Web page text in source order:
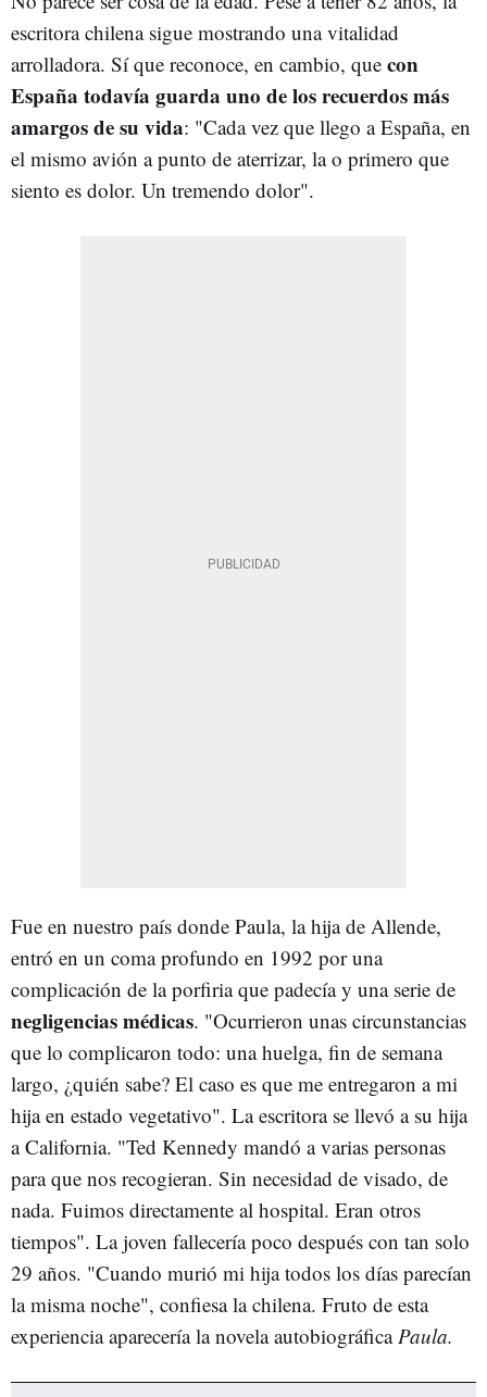
escritora chilena sigue mostrando una vitalidad
arrolladora. Sí que reconoce, en cambio, que con
España todavía guarda uno de los recuerdos más
amargos de su vida: "Cada vez que llego a España, en
el mismo avión a punto de aterrizar, la o primero que
siento es dolor. Un tremendo dolor".
Fue en nuestro país donde Paula, la hija de Allende,
entró en un coma profundo en 1992 por una
complicación de la porfiria que padecía y una serie de
negligencias médicas. "Ocurrieron unas circunstancias
que lo complicaron todo: una huelga, fin de semana
largo, ¿quién sabe? El caso es que me entregaron a mi
hija en estado vegetativo". La escritora se llevó a su hija
a California. "Ted Kennedy mandó a varias personas
para que nos recogieran. Sin necesidad de visado, de
nada. Fuimos directamente al hospital. Eran otros
tiempos". La joven fallecería poco después con tan solo
29 años. "Cuando murió mi hija todos los días parecían
la misma noche", confiesa la chilena. Fruto de esta
experiencia aparecería la novela autobiográfica Paula.